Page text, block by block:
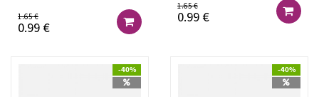
1.65 €
0.99 €
1.65 €
0.99 €
-40% -40%